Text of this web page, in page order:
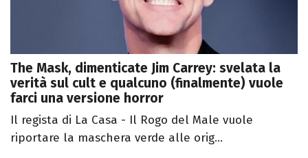
The Mask, dimenticate Jim Carrey: svelata la
verità sul cult e qualcuno (finalmente) vuole
farci una versione horror
Il regista di La Casa - Il Rogo del Male vuole
riportare la maschera verde alle orig...